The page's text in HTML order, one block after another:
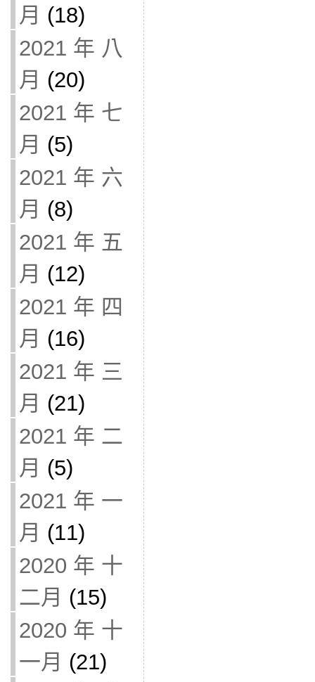
月 (18)
2021 年 八
月 (20)
2021 年 七
月 (5)
2021 年 六
月 (8)
2021 年 五
月 (12)
2021 年 四
月 (16)
2021 年 三
月 (21)
2021 年 二
月 (5)
2021 年 一
月 (11)
2020 年 十
二月 (15)
2020 年 十
一月 (21)